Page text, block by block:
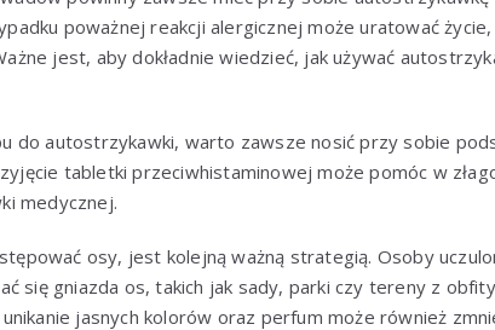
poważnej reakcji alergicznej może uratować
jest, aby dokładnie wiedzieć, jak używać
do autostrzykawki, warto zawsze nosić przy sobie
tabletki przeciwhistaminowej może pomóc w
medycznej.
osy, jest kolejną ważną strategią. Osoby
się gniazda os, takich jak sady, parki czy tereny z
unikanie jasnych kolorów oraz perfum może również